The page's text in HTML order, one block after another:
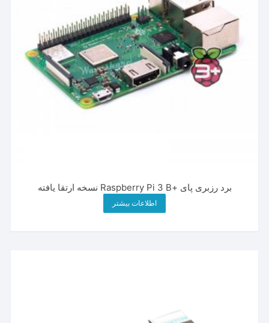
برد رزبری پای +Raspberry Pi 3 B نسخه ارتقا یافته
اطلاعات بیشتر